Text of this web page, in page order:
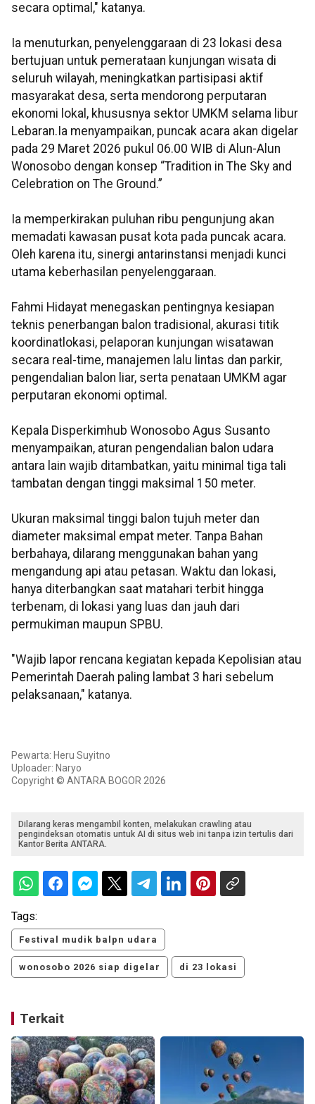
secara optimal," katanya.
Ia menuturkan, penyelenggaraan di 23 lokasi desa
bertujuan untuk pemerataan kunjungan wisata di
seluruh wilayah, meningkatkan partisipasi aktif
masyarakat desa, serta mendorong perputaran
ekonomi lokal, khususnya sektor UMKM selama libur
Lebaran.Ia menyampaikan, puncak acara akan digelar
pada 29 Maret 2026 pukul 06.00 WIB di Alun-Alun
Wonosobo dengan konsep “Tradition in The Sky and
Celebration on The Ground.”
Ia memperkirakan puluhan ribu pengunjung akan
memadati kawasan pusat kota pada puncak acara.
Oleh karena itu, sinergi antarinstansi menjadi kunci
utama keberhasilan penyelenggaraan.
Fahmi Hidayat menegaskan pentingnya kesiapan
teknis penerbangan balon tradisional, akurasi titik
koordinatlokasi, pelaporan kunjungan wisatawan
secara real-time, manajemen lalu lintas dan parkir,
pengendalian balon liar, serta penataan UMKM agar
perputaran ekonomi optimal.
Kepala Disperkimhub Wonosobo Agus Susanto
menyampaikan, aturan pengendalian balon udara
antara lain wajib ditambatkan, yaitu minimal tiga tali
tambatan dengan tinggi maksimal 150 meter.
Ukuran maksimal tinggi balon tujuh meter dan
diameter maksimal empat meter. Tanpa Bahan
berbahaya, dilarang menggunakan bahan yang
mengandung api atau petasan. Waktu dan lokasi,
hanya diterbangkan saat matahari terbit hingga
terbenam, di lokasi yang luas dan jauh dari
permukiman maupun SPBU.
"Wajib lapor rencana kegiatan kepada Kepolisian atau
Pemerintah Daerah paling lambat 3 hari sebelum
pelaksanaan," katanya.
Pewarta: Heru Suyitno
Uploader: Naryo
Copyright © ANTARA BOGOR 2026
Dilarang keras mengambil konten, melakukan crawling atau
pengindeksan otomatis untuk AI di situs web ini tanpa izin tertulis dari
Kantor Berita ANTARA.
Tags:
Festival mudik balpn udara
wonosobo 2026 siap digelar di 23 lokasi
Terkait